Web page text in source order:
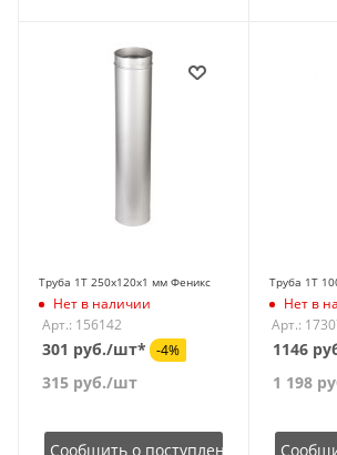
Труба 1Т 250х120х1 мм Феникс
Нет в наличии
Арт.: 156142
301 руб./шт* -4%
315 руб./шт
Сообщить о поступлении
Труба 1Т
Нет в
Арт.:
1146
1 198